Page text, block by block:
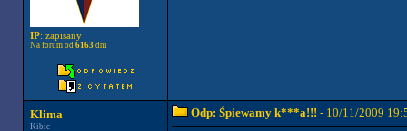
IP: zapisany
Na forum od 6163 dni
Klima
Kibic
Odp: Śpiewamy k***a!!! - 10/11/2009